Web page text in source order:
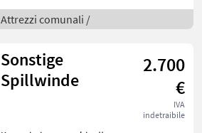
ausreichend Zeit für die
Beratung und eventuell
Attrezzi comunali /
Sonstige
Spillwinde
2.700
€
IVA
indetraibile